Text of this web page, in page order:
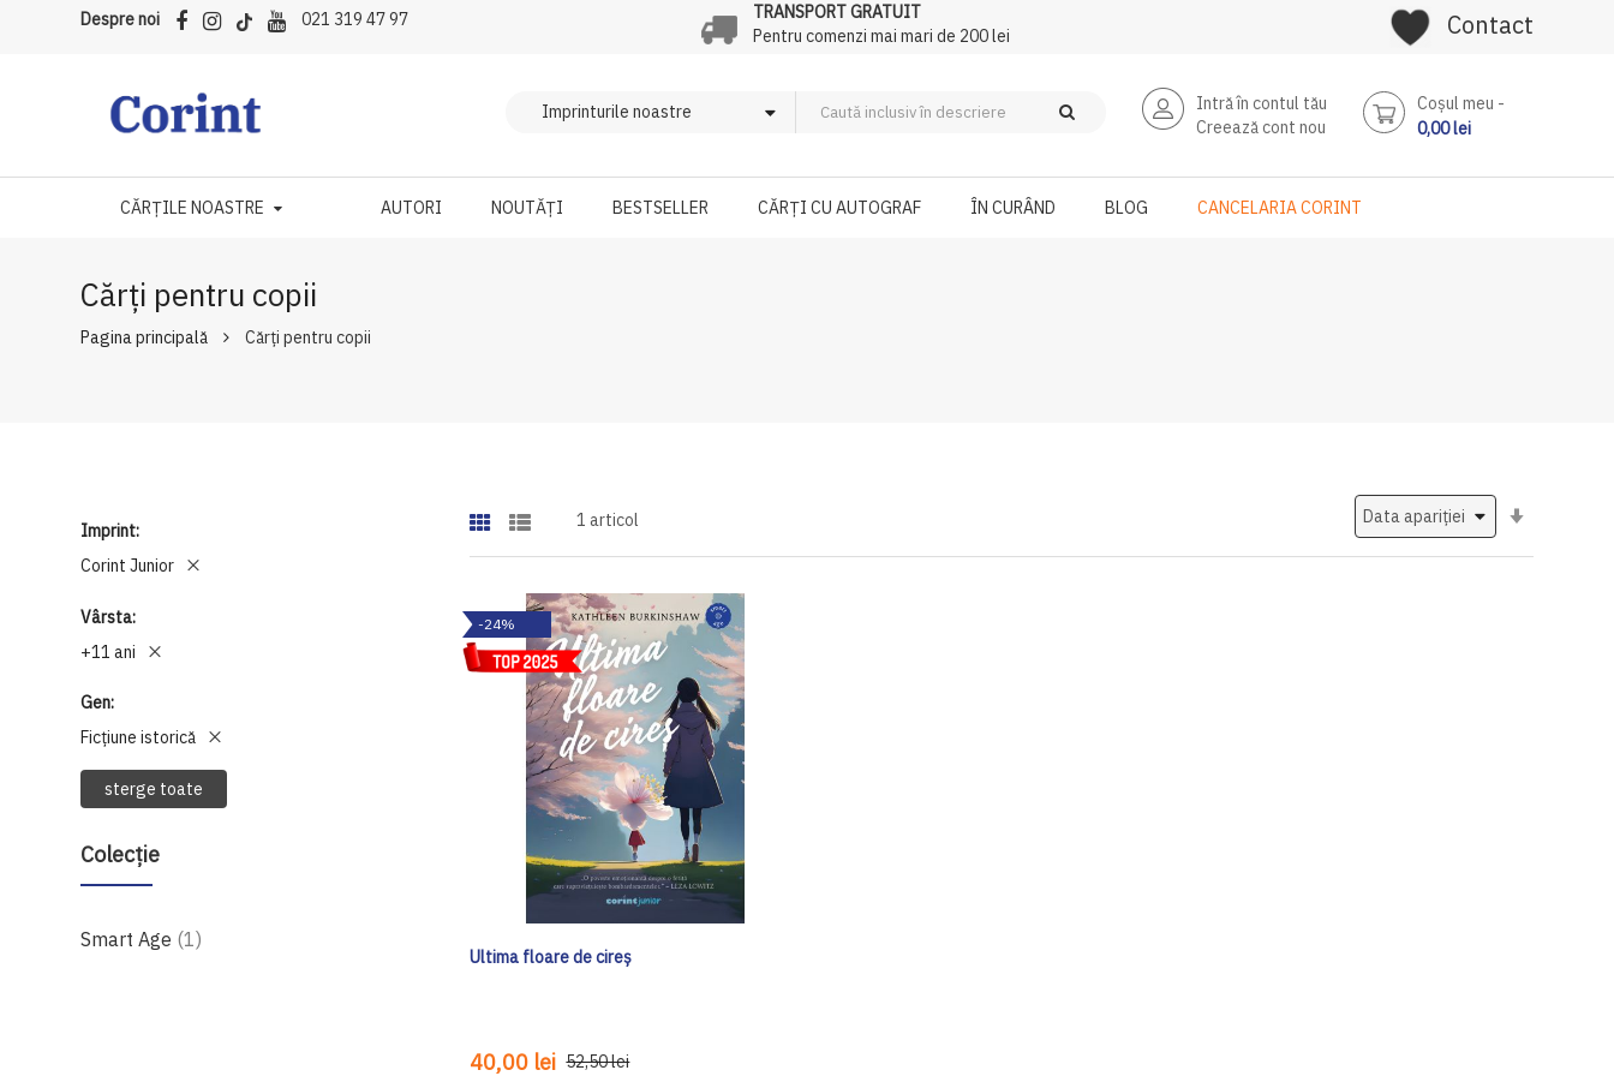
Despre noi 021 319 47 97
TRANSPORT GRATUIT
Pentru comenzi mai mari de 200 lei
Contact
Intră în contul tău
Creează cont nou
Coşul meu
0,00 lei
CĂRȚILE NOASTRE AUTORI NOUTĂȚI BESTSELLER CĂRȚI CU AUTOGRAF ÎN CURÂND BLOG CANCELARIA CORINT
Cărți pentru copii
Pagina principală Cărți pentru copii
Imprint
Corint Junior
Vârsta
+11 ani
Gen
Ficțiune istorică
sterge toate
Colecție
Smart Age 1produs
1 articol
-24%
Ultima floare de cireș
40,00 lei 52,50 lei